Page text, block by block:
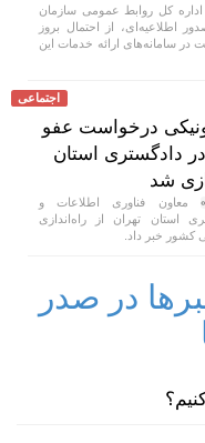
کل روابط عمومی سازمان
اطلاعیه‌ای، از احتمال بروز
در سامانه‌های ارائه خدمات این
اجتماعی
درخواست عفو
دادگستری استان
شد
معاون فناوری اطلاعات و
استان تهران از راه‌اندازی
کشور خبر داد.
در صدر